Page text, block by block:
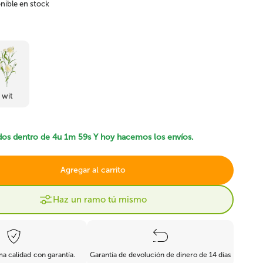
artificiales
en stock
wit
dentro de 4u 1m 59sY hoy hacemos los envíos.
Agregar al carrito
Haz un ramo tú mismo
calidad con garantía. Garantía de devolución de dinero de 14 días